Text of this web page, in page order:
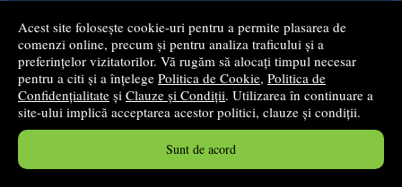
Acest site folosește cookie-uri pentru a permite plasarea de
comenzi online, precum și pentru analiza traficului și a
preferințelor vizitatorilor. Vă rugăm să alocați timpul necesar
pentru a citi și a înțelege Politica de Cookie, Politica de
Confidențialitate și Clauze și Condiții. Utilizarea în continuare a
site-ului implică acceptarea acestor politici, clauze și condiții.
Sunt de acord
Magazin
Informații de contact